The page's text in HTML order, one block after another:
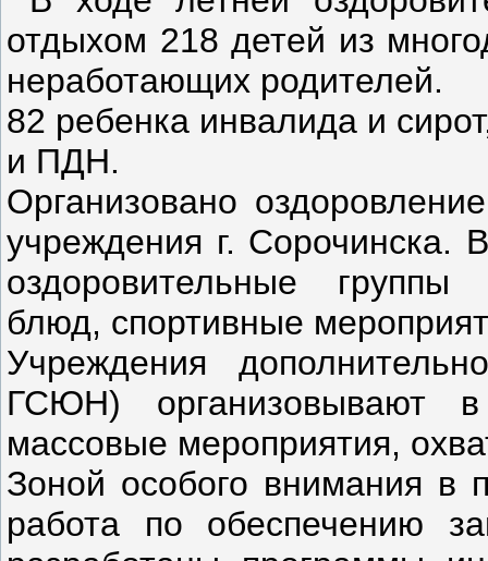
отдыхом 218 детей из
неработающих родителей.
82 ребенка инвалида и
и ПДН.
Организовано
учреждения г.
оздоровительные группы
блюд, спортивные
Учреждения
ГСЮН) организовывают в
массовые мероприятия,
Зоной особого внимания в
работа по обеспечению